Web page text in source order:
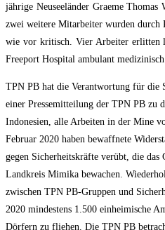
jährige Neuseeländer Graeme
zwei weitere Mitarbeiter wurden
wie vor kritisch. Vier Arbeiter erlitten
Freeport Hospital ambulant
TPN PB hat die Verantwortung für die
einer Pressemitteilung der TPN PB zu
Indonesien, alle Arbeiten in der Mine
Februar 2020 haben bewaffnete
gegen Sicherheitskräfte verübt, die
Landkreis Mimika bewachen.
zwischen TPN PB-Gruppen und
2020 mindestens 1.500 einheimische
Dörfern zu fliehen. Die TPN PB